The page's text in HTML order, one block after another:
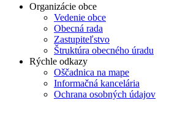
Organizácie obce
Vedenie obce
Obecná rada
Zastupiteľstvo
Štruktúra obecného úradu
Rýchle odkazy
Oščadnica na mape
Informačná kancelária
Ochrana osobných údajov